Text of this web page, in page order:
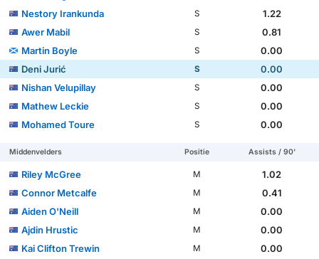
Nestory Irankunda
S
1.22
Awer Mabil
S
0.81
Martin Boyle
S
0.00
Deni Jurić
S
0.00
Nishan Velupillay
S
0.00
Mathew Leckie
S
0.00
Mohamed Toure
S 0.00
Middenvelders Positie Assists / 90'
Riley McGree M
1.02
Connor Metcalfe
M
0.41
Aiden O'Neill
M
0.00
Ajdin Hrustic
M
0.00
Kai Clifton Trewin
M
0.00